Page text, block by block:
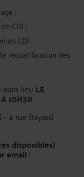
;
CDI ;
en CDI ;
requalification des
aura lieu LE
10H30
– 4 rue Bayard
disponibles)
email :